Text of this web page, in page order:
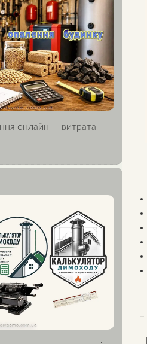
онлайн — витрата